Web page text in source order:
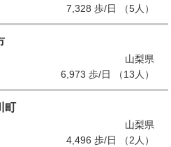
7,328 歩/日 （5人）
山梨県
6,973 歩/日 （13人）
町
山梨県
4,496 歩/日 （2人）